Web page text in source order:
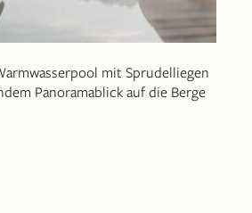
mit Sprudelliegen
Panoramablick auf die Berge